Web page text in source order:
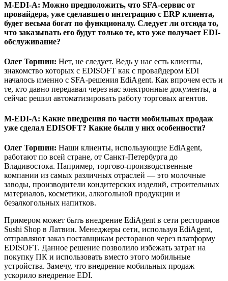
M-EDI-A: Можно предположить, что SFA-сервис от
провайдера, уже сделавшего интеграцию с ERP клиента,
будет весьма богат по функционалу. Следует ли отсюда то,
что заказывать его будут только те, кто уже получает EDI-
обслуживание?
Олег Торшин: Нет, не следует. Ведь у нас есть клиенты,
знакомство которых с EDISOFT как с провайдером EDI
началось именно с SFA-решения EdiAgent. Как впрочем есть и
те, кто давно передавал через нас электронные документы, а
сейчас решил автоматизировать работу торговых агентов.
M-EDI-A: Какие внедрения по части мобильных продаж
уже сделал EDISOFT? Какие были у них особенности?
Олег Торшин: Наши клиенты, использующие EdiAgent,
работают по всей стране, от Санкт-Петербурга до
Владивостока. Например, торгово-производственные
компании из самых различных отраслей — это молочные
заводы, производители кондитерских изделий, строительных
материалов, косметики, алкогольной продукции и
безалкогольных напитков.
Примером может быть внедрение EdiAgent в сети ресторанов
Sushi Shop в Латвии. Менеджеры сети, используя EdiAgent,
отправляют заказ поставщикам ресторанов через платформу
EDISOFT. Данное решение позволило избежать затрат на
покупку ПК и использовать вместо этого мобильные
устройства. Замечу, что внедрение мобильных продаж
ускорило внедрение EDI.